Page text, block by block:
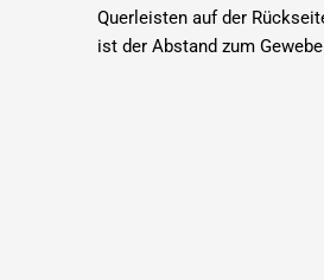
Querleisten auf der
ist der Abstand zum